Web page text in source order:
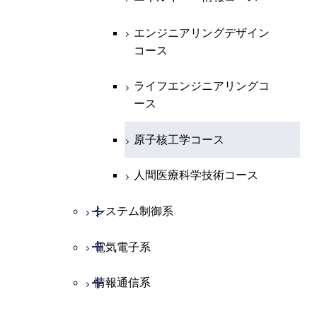
エネルギー・情報コース
エンジニアリングデザイン
コース
ライフエンジニアリングコ
ース
原子核工学コース
人間医療科学技術コース
システム制御系
開閉
システム制御コース
エンジニアリングデザイン
電気電子系
開閉
電気電子コース
情報通信系
開閉